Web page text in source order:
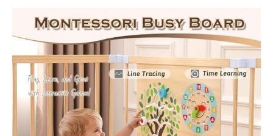
obsolète au fur et à
mesure que votre
enfant grandit. En
plus de servir de parc
pour bébé, il peut
facilement se
transformer en enclos
pour animaux de
compagnie ou clôture